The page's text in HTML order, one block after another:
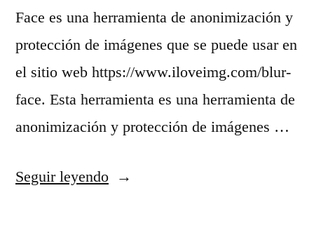
Face es una herramienta de anonimización y
protección de imágenes que se puede usar en
el sitio web https://www.iloveimg.com/blur-
face. Esta herramienta es una herramienta de
anonimización y protección de imágenes …
Seguir leyendo«